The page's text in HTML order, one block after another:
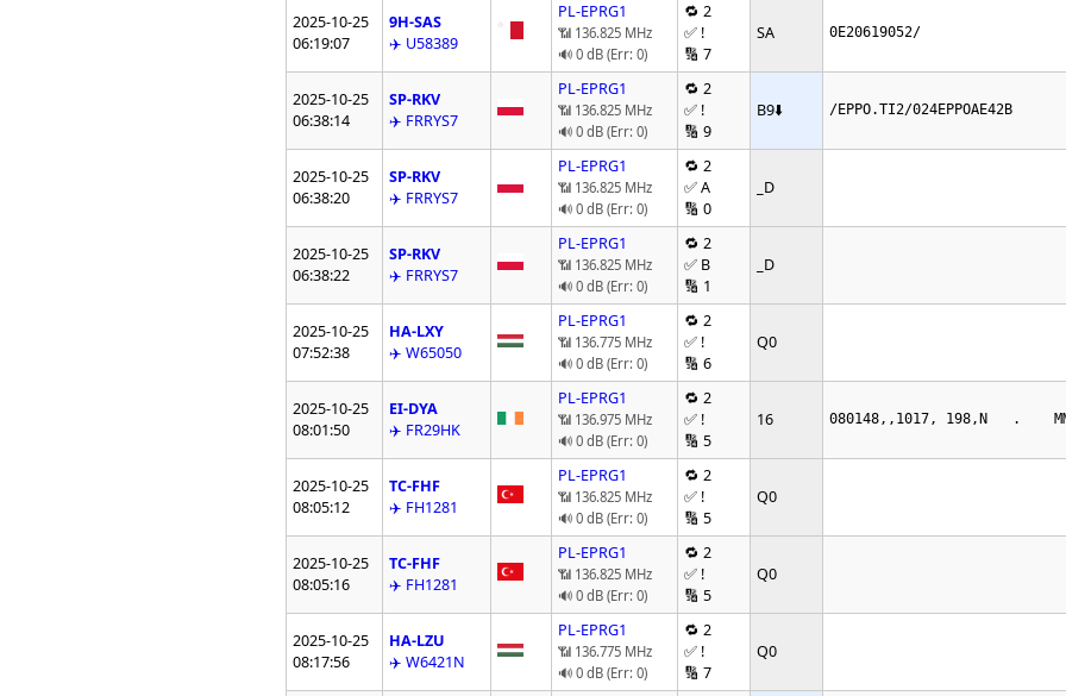
2025-10-25
06:19:07
9H-SAS
✈️ U58389
PL-EPRG1
📶 136.825 MHz
🔊 0 dB (Err: 0)
🔁 2
✅ !
🔢 7
SA 0E20619052/
2025-10-25
06:38:14
SP-RKV
✈️ FRRYS7
PL-EPRG1
📶 136.825 MHz
🔊 0 dB (Err: 0)
🔁 2
✅ !
🔢 9
B9⬇️ /EPPO.TI2/024EPPOAE42B
2025-10-25
06:38:20
SP-RKV
✈️ FRRYS7
PL-EPRG1
📶 136.825 MHz
🔊 0 dB (Err: 0)
🔁 2
✅ A
🔢 0
_D
2025-10-25
06:38:22
SP-RKV
✈️ FRRYS7
PL-EPRG1
📶 136.825 MHz
🔊 0 dB (Err: 0)
🔁 2
✅ B
🔢 1
_D
2025-10-25
07:52:38
HA-LXY
✈️ W65050
PL-EPRG1
📶 136.775 MHz
🔊 0 dB (Err: 0)
🔁 2
✅ !
🔢 6
Q0
2025-10-25
08:01:50
EI-DYA
✈️ FR29HK
PL-EPRG1
📶 136.975 MHz
🔊 0 dB (Err: 0)
🔁 2
✅ !
🔢 5
16 080148,,1017, 198,N   .
2025-10-25
08:05:12
TC-FHF
✈️ FH1281
PL-EPRG1
📶 136.825 MHz
🔊 0 dB (Err: 0)
🔁 2
✅ !
🔢 5
Q0
2025-10-25
08:05:16
TC-FHF
✈️ FH1281
PL-EPRG1
📶 136.825 MHz
🔊 0 dB (Err: 0)
🔁 2
✅ !
🔢 5
Q0
2025-10-25
08:17:56
HA-LZU
✈️ W6421N
PL-EPRG1
📶 136.775 MHz
🔊 0 dB (Err: 0)
🔁 2
✅ !
🔢 7
Q0